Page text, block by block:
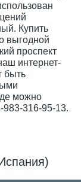
Купить
выгодной
проспект
интернет-
быть
можно
983-316-95-13.